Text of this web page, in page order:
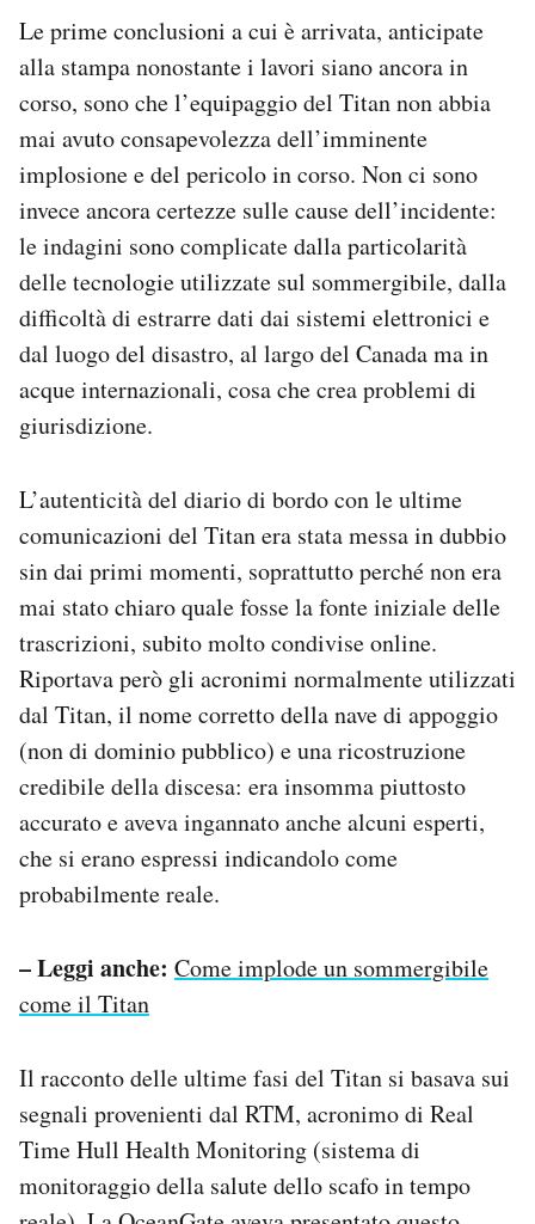
Le prime conclusioni a cui è arrivata, anticipate
alla stampa nonostante i lavori siano ancora in
corso, sono che l’equipaggio del Titan non abbia
mai avuto consapevolezza dell’imminente
implosione e del pericolo in corso. Non ci sono
invece ancora certezze sulle cause dell’incidente:
le indagini sono complicate dalla particolarità
delle tecnologie utilizzate sul sommergibile, dalla
difficoltà di estrarre dati dai sistemi elettronici e
dal luogo del disastro, al largo del Canada ma in
acque internazionali, cosa che crea problemi di
giurisdizione.
L’autenticità del diario di bordo con le ultime
comunicazioni del Titan era stata messa in dubbio
sin dai primi momenti, soprattutto perché non era
mai stato chiaro quale fosse la fonte iniziale delle
trascrizioni, subito molto condivise online.
Riportava però gli acronimi normalmente utilizzati
dal Titan, il nome corretto della nave di appoggio
(non di dominio pubblico) e una ricostruzione
credibile della discesa: era insomma piuttosto
accurato e aveva ingannato anche alcuni esperti,
che si erano espressi indicandolo come
probabilmente reale.
– Leggi anche: Come implode un sommergibile
come il Titan
Il racconto delle ultime fasi del Titan si basava sui
segnali provenienti dal RTM, acronimo di Real
Time Hull Health Monitoring (sistema di
monitoraggio della salute dello scafo in tempo